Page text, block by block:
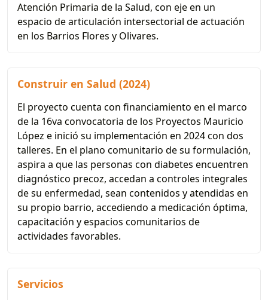
Atención Primaria de la Salud, con eje en un
espacio de articulación intersectorial de actuación
en los Barrios Flores y Olivares.
Construir en Salud (2024)
El proyecto cuenta con financiamiento en el marco
de la 16va convocatoria de los Proyectos Mauricio
López e inició su implementación en 2024 con dos
talleres. En el plano comunitario de su formulación,
aspira a que las personas con diabetes encuentren
diagnóstico precoz, accedan a controles integrales
de su enfermedad, sean contenidos y atendidas en
su propio barrio, accediendo a medicación óptima,
capacitación y espacios comunitarios de
actividades favorables.
Servicios